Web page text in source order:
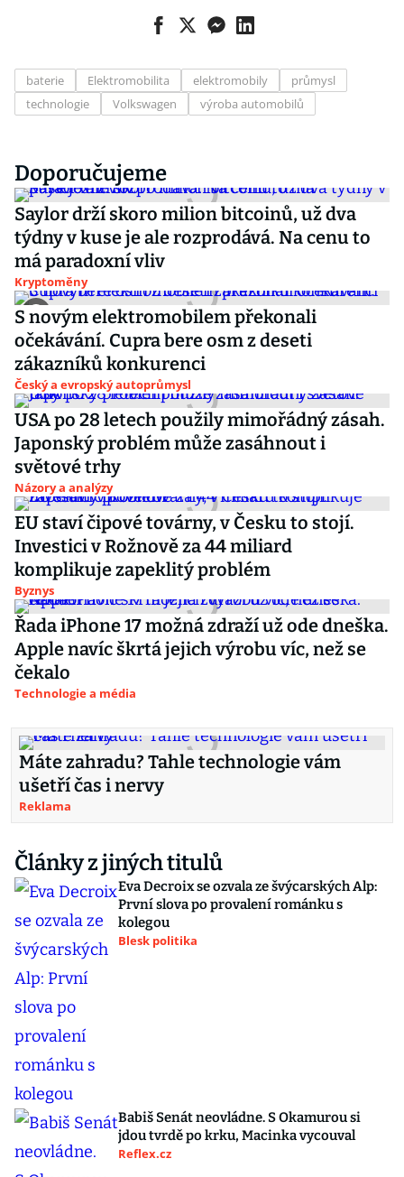
baterie Elektromobilita elektromobily
průmysl
technologie
Volkswagen výroba automobilů
Doporučujeme
Saylor drží skoro milion bitcoinů, už dva
týdny v kuse je ale rozprodává. Na cenu to
má paradoxní vliv
Kryptoměny
S novým elektromobilem překonali
očekávání. Cupra bere osm z deseti
zákazníků konkurenci
Český a evropský autoprůmysl
USA po 28 letech použily mimořádný zásah.
Japonský problém může zasáhnout i
světové trhy
Názory a analýzy
EU staví čipové továrny, v Česku to stojí.
Investici v Rožnově za 44 miliard
komplikuje zapeklitý problém
Byznys
Řada iPhone 17 možná zdraží už ode dneška.
Apple navíc škrtá jejich výrobu víc, než se
čekalo
Technologie a média
Máte zahradu? Tahle technologie vám
ušetří čas i nervy
Reklama
Články z jiných titulů
Eva Decroix se ozvala ze švýcarských Alp:
První slova po provalení románku s
kolegou
Blesk politika
Babiš Senát neovládne. S Okamurou si
jdou tvrdě po krku, Macinka vycouval
Reflex.cz